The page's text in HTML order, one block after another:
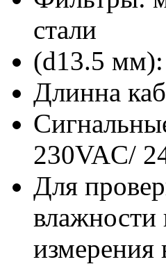
стали
(d13.5 мм):
Длинна
230VAC/
Для